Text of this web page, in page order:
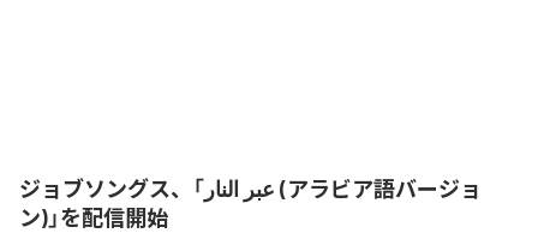
ジョブソングス、「عبر النار (アラビア語バージョ
ン)」を配信開始